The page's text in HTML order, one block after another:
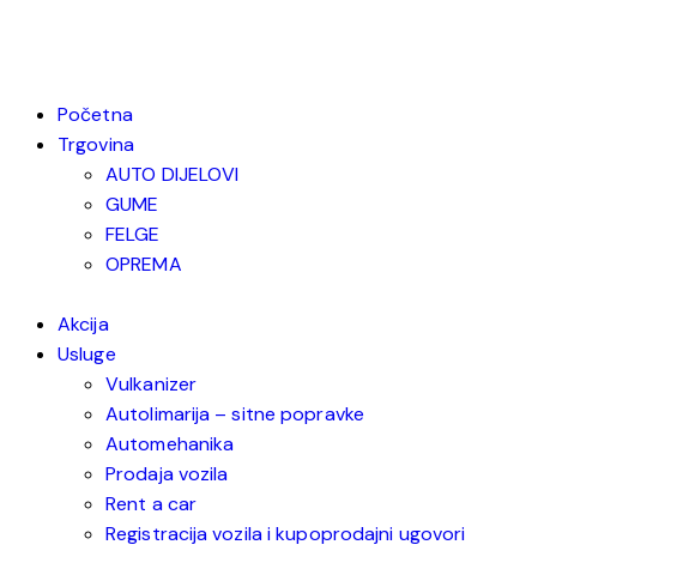
Početna
Trgovina
AUTO DIJELOVI
GUME
FELGE
OPREMA
Akcija
Usluge
Vulkanizer
Autolimarija – sitne popravke
Automehanika
Prodaja vozila
Rent a car
Registracija vozila i kupoprodajni ugovori